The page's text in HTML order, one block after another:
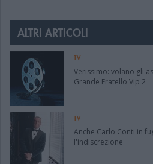
ALTRI ARTICOLI
TV
Verissimo: volano gli
Grande Fratello Vip 2
TV
Anche Carlo Conti in
l'indiscrezione